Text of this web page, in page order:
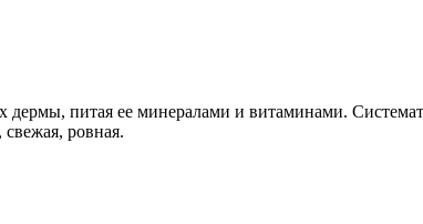
дермы, питая ее минералами и витаминами.
ровная.